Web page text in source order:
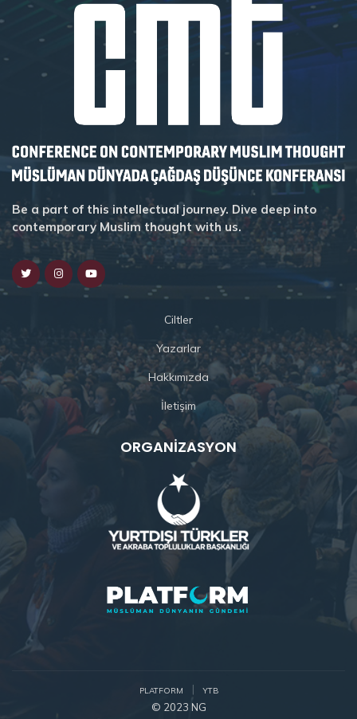
Be a part of this intellectual journey. Dive deep into
contemporary Muslim thought with us.
Ciltler
Yazarlar
Hakkımızda
İletişim
ORGANIZASYON
PLATFORM YTB
© 2023 NG